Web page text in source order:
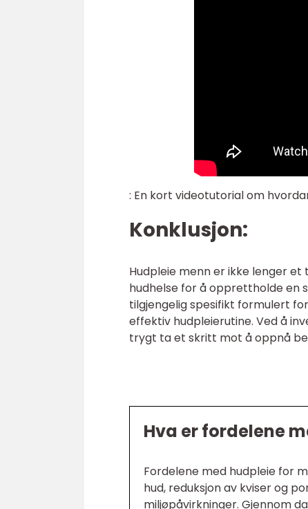
: En kort videotutorial om
Konklusjon:
Hudpleie menn er ikke lenger
hudhelse for å opprettholde en
tilgjengelig spesifikt formulert
effektiv hudpleierutine. Ved å
trygt ta et skritt mot å oppnå
Hva er fordelene
Fordelene med hudpleie for
hud, reduksjon av kviser og
miljøpåvirkninger. Gjennom